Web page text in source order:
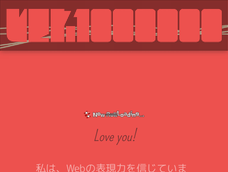
Love you!
私は、Webの表現力を信じていま